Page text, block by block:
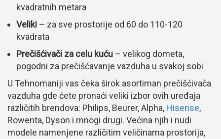
kvadratnih metara
Veliki – za sve prostorije od 60 do 110-120
kvadrata
Prečišćivači za celu kuću – velikog dometa,
pogodni za prečišćavanje vazduha u svakoj sobi
U Tehnomaniji vas čeka širok asortiman prečišćivača
vazduha gde ćete pronaći veliki izbor ovih uređaja
različitih brendova: Philips, Beurer, Alpha, Hisense,
Rowenta, Dyson i mnogi drugi. Većina njih i nudi
modele namenjene različitim veličinama prostorija,